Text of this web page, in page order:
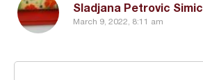
Sladjana Petrovic Simic
March 9, 2022, 8:11 am